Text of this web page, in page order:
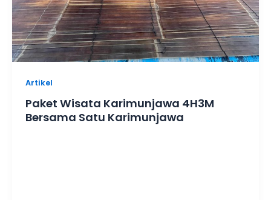
Artikel
Paket Wisata Karimunjawa 4H3M
Bersama Satu Karimunjawa